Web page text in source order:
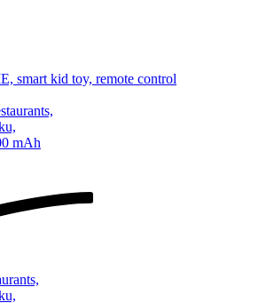
smart kid toy, remote control